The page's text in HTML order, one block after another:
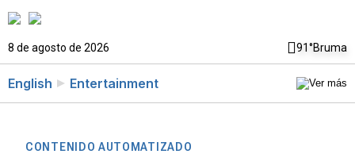
8 de agosto de 2026 91°Bruma
English Entertainment
CONTENIDO AUTOMATIZADO